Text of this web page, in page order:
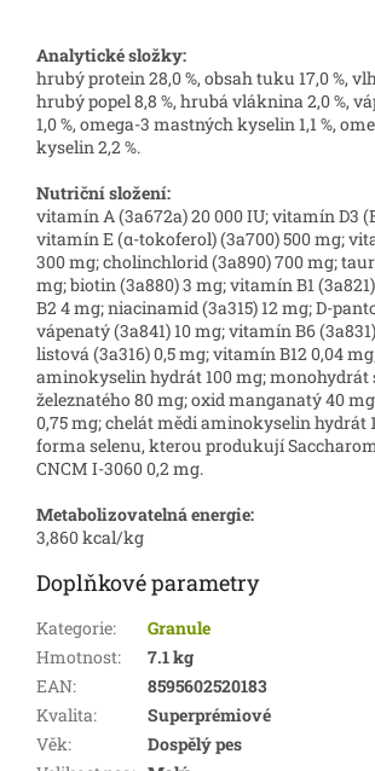
Analytické složky:
hrubý protein 28,0 %, obsah tuku 17,0 %,
hrubý popel 8,8 %, hrubá vláknina 2,0 %,
1,0 %, omega-3 mastných kyselin 1,1 %,
kyselin 2,2 %.
Nutriční složení:
vitamín A (3a672a) 20 000 IU; vitamín D3
vitamín E (α-tokoferol) (3a700) 500 mg;
300 mg; cholinchlorid (3a890) 700 mg;
mg; biotin (3a880) 3 mg; vitamín B1
B2 4 mg; niacinamid (3a315) 12 mg; D-
vápenatý (3a841) 10 mg; vitamín B6
listová (3a316) 0,5 mg; vitamín B12 0,04
aminokyselin hydrát 100 mg; monohydrát
železnatého 80 mg; oxid manganatý 40
0,75 mg; chelát mědi aminokyselin hydrát
forma selenu, kterou produkují
CNCM I-3060 0,2 mg.
Metabolizovatelná energie:
3,860 kcal/kg
Doplňkové parametry
Kategorie:
Granule
Hmotnost:
7.1 kg
EAN:
8595602520183
Kvalita:
Superprémiové
Věk:
Dospělý pes